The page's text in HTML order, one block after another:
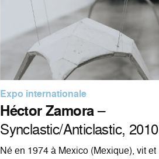
Expo internationale
Héctor Zamora–
Synclastic/Anticlastic, 2010
Né en 1974 à Mexico (Mexique), vit et